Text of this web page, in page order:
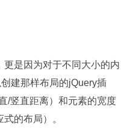
是因为对于不同大小的内
建那样布局的jQuery插
/竖直距离）和元素的宽度
的布局）。